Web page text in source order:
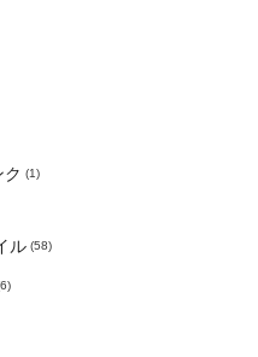
(1)
ル (58)